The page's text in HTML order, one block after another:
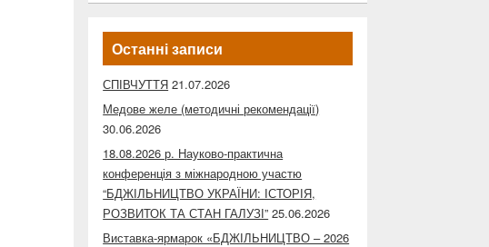
Останні записи
СПІВЧУТТЯ 21.07.2026
Медове желе (методичні рекомендації)
30.06.2026
18.08.2026 р. Науково-практична
конференція з міжнародною участю
“БДЖІЛЬНИЦТВО УКРАЇНИ: ІСТОРІЯ,
РОЗВИТОК ТА СТАН ГАЛУЗІ” 25.06.2026
Виставка-ярмарок «БДЖІЛЬНИЦТВО – 2026